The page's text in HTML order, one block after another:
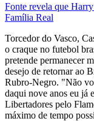
Fonte revela que
Família Real
Torcedor do Vasco,
o craque no futebol
pretende permanecer
desejo de retornar ao
Rubro-Negro. "Não
daqui nove anos eu já
Libertadores pelo
máximo de tempo